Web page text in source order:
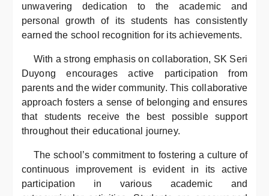
unwavering dedication to the academic and
personal growth of its students has consistently
earned the school recognition for its achievements.
With a strong emphasis on collaboration, SK Seri
Duyong encourages active participation from
parents and the wider community. This collaborative
approach fosters a sense of belonging and ensures
that students receive the best possible support
throughout their educational journey.
The school’s commitment to fostering a culture of
continuous improvement is evident in its active
participation in various academic and